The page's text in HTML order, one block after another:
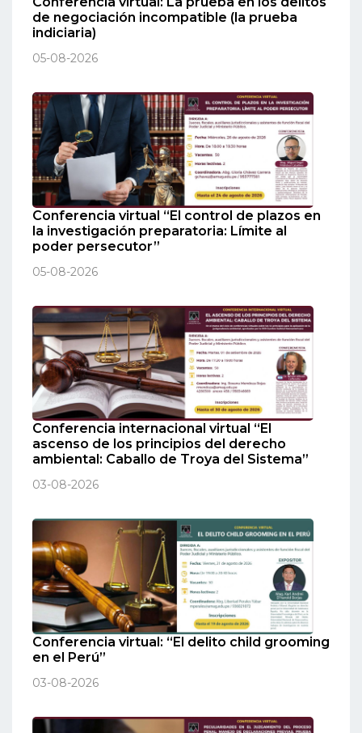
de negociación incompatible (la prueba
indiciaria)
05-08-2026
Conferencia virtual “El control de plazos en
la investigación preparatoria: Límite al
poder persecutor”
05-08-2026
Conferencia internacional virtual “El
ascenso de los principios del derecho
ambiental: Caballo de Troya del Sistema”
03-08-2026
Conferencia virtual: “El delito child grooming
en el Perú”
03-08-2026